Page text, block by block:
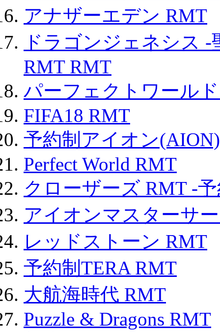
アナザーエデン RMT
ドラゴンジェネシス
RMT RMT
パーフェクトワール
FIFA18 RMT
予約制アイオン
Perfect World RMT
クローザーズ RMT -
アイオンマスターサ
レッドストーン RMT
予約制TERA RMT
大航海時代 RMT
Puzzle & Dragons RMT